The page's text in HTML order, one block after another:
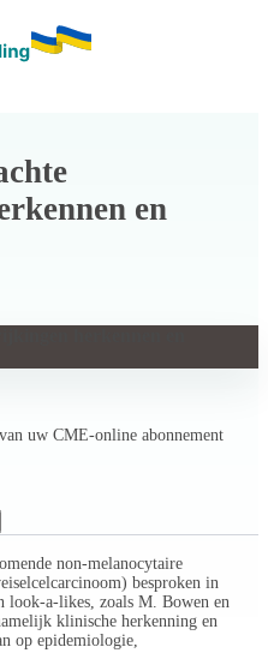
en
uw CME-online abonnement
non-melanocytaire
besproken in
look-a-likes, zoals M. Bowen en
klinische herkenning en
op epidemiologie,